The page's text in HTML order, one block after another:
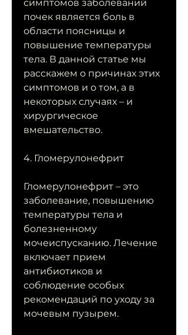
симптомов заболеваний
почек является боль в
области поясницы и
повышение температуры
тела. В данной статье мы
расскажем о причинах этих
симптомов и о том, а в
некоторых случаях – и
хирургическое
вмешательство.
4. Гломерулонефрит
Гломерулонефрит – это
заболевание, повышению
температуры тела и
болезненному
мочеиспусканию. Лечение
включает прием
антибиотиков и
соблюдение особых
рекомендаций по уходу за
мочевым пузырем.